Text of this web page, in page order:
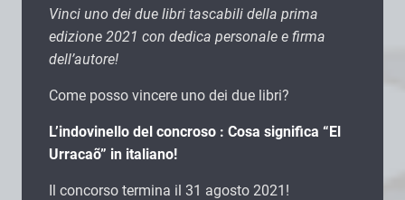
Vinci uno dei due libri tascabili della prima
edizione 2021 con dedica personale e firma
dell’autore!
Come posso vincere uno dei due libri?
L’indovinello del concroso : Cosa significa “El
Urracaõ” in italiano!
Il concorso termina il 31 agosto 2021!